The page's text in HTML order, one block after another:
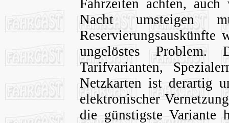
Fahrzeiten achten,
Nacht umsteigen
Reservierungsauskünfte
ungelöstes Problem.
Tarifvarianten,
Netzkarten ist derartig
elektronischer
die günstigste Variante